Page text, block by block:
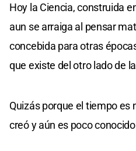
Hoy la Ciencia, construida
aun se arraiga al pensar
concebida para otras
que existe del otro lado de
Quizás porque el tiempo es
creó y aún es poco